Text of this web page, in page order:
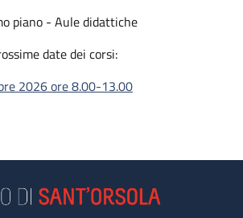
piano - Aule didattiche
date dei corsi:
2026 ore 8.00-13.00